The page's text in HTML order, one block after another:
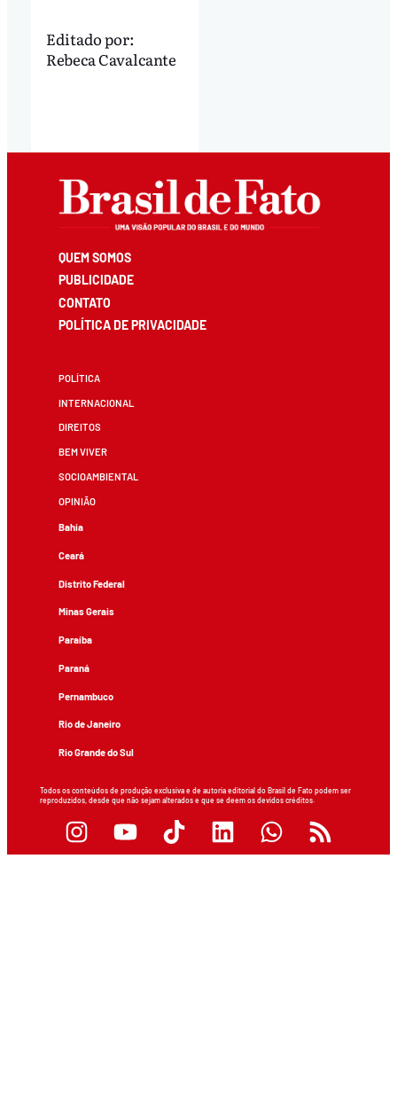
Editado por:
Rebeca Cavalcante
QUEM SOMOS
PUBLICIDADE
CONTATO
POLÍTICA DE PRIVACIDADE
POLÍTICA
INTERNACIONAL
DIREITOS
BEM VIVER
SOCIOAMBIENTAL
OPINIÃO
Bahia
Ceará
Distrito Federal
Minas Gerais
Paraíba
Paraná
Pernambuco
Rio de Janeiro
Rio Grande do Sul
Todos os conteúdos de produção exclusiva e de autoria editorial do Brasil de Fato podem ser
reproduzidos, desde que não sejam alterados e que se deem os devidos créditos.